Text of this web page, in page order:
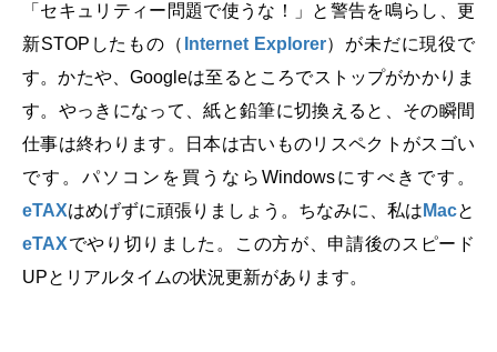
「セキュリティー問題で使うな！」と警告を鳴らし、更
新STOP したもの（ Internet Explorer）が未だに現役で
す。かたや、Googleは至るところでストップがかかりま
す。やっきになって、紙と鉛筆に切換えると、その瞬間
仕事は終わります。日本は古いものリスペクトがスゴい
です。パソコンを買うなら Windowsにすべきです。
eTAXはめげずに頑張りましょう。ちなみに、私は Macと
eTAXでやり切りました。この方が、申請後のスピード
UPとリアルタイムの状況更新があります。